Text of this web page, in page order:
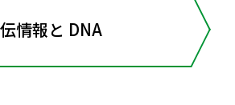
情報と DNA